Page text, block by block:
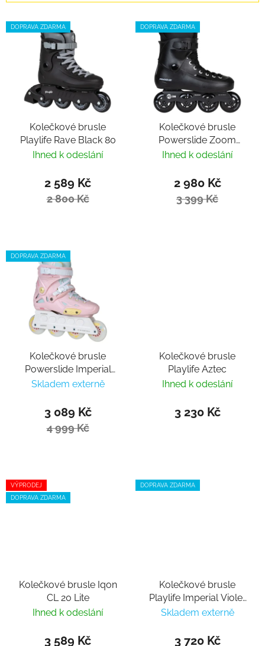
Výpis produktů
DOPRAVA ZDARMA
Kolečkové brusle
Playlife Rave Black 80
Ihned k odeslání
2 589 Kč
2 800 Kč
DOPRAVA ZDARMA
Kolečkové brusle
Powerslide Zoom
Black 80
Ihned k odeslání
2 980 Kč
3 399 Kč
DOPRAVA ZDARMA
Kolečkové brusle
Powerslide Imperial
Lollipop 80
Skladem externě
3 089 Kč
4 999 Kč
Kolečkové brusle
Playlife Aztec
Ihned k odeslání
3 230 Kč
VÝPRODEJ
DOPRAVA ZDARMA
Kolečkové brusle Iqon
CL 20 Lite
Ihned k odeslání
3 589 Kč
DOPRAVA ZDARMA
Kolečkové brusle
Playlife Imperial Violet
80
Skladem externě
3 720 Kč